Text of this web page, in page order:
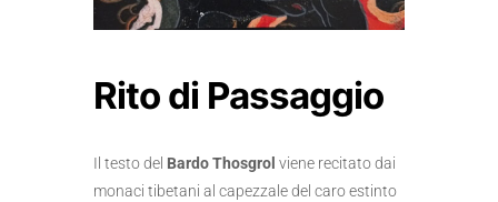
Rito di Passaggio
Il testo del Bardo Thosgrol viene recitato dai
monaci tibetani al capezzale del caro estinto